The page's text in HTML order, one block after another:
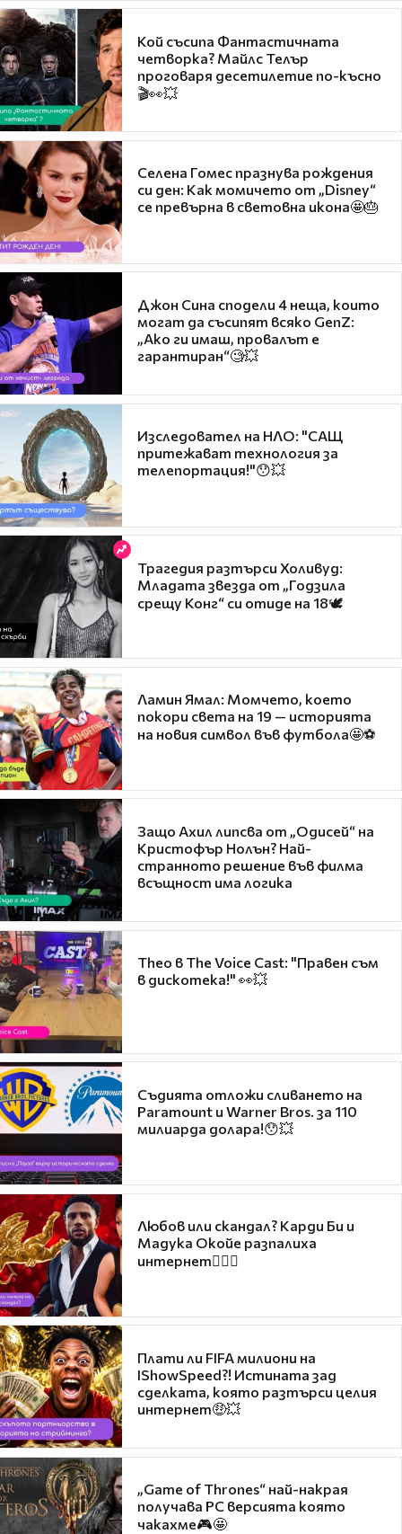
Кой съсипа Фантастичната
четворка? Майлс Телър
проговаря десетилетие по-късно
🎬👀💥
Селена Гомес празнува рождения
си ден: Как момичето от „Disney“
се превърна в световна икона🤩🎂
Джон Сина сподели 4 неща, които
могат да съсипят всяко GenZ:
„Ако ги имаш, провалът е
гарантиран“🧐💥
Изследовател на НЛО: "САЩ
притежават технология за
телепортация!"😯💥
Трагедия разтърси Холивуд:
Младата звезда от „Годзила
срещу Конг“ си отиде на 18🕊️
Ламин Ямал: Момчето, което
покори света на 19 — историята
на новия символ във футбола🤩⚽
Защо Ахил липсва от „Одисей“ на
Кристофър Нолън? Най-
странното решение във филма
всъщност има логика
Theo в The Voice Cast: "Правен съм
в дискотека!" 👀💥
Съдията отложи сливането на
Paramount и Warner Bros. за 110
милиарда долара!😯💥
Любов или скандал? Карди Би и
Мадука Окойе разпалиха
интернет❤️‍🔥🔥
Плати ли FIFA милиони на
IShowSpeed?! Истината зад
сделката, която разтърси целия
интернет🤑💥
„Game of Thrones“ най-накрая
получава PC версията която
чакахме🎮🤩